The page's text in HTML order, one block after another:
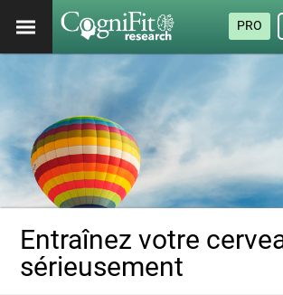
PRO
Entraînez votre
sérieusement